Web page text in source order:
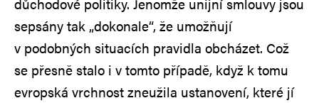
sepsány tak „dokonale“, že umožňují
v podobných situacích pravidla obcházet. Což
se přesně stalo i v tomto případě, když k tomu
evropská vrchnost zneužila ustanovení, které jí